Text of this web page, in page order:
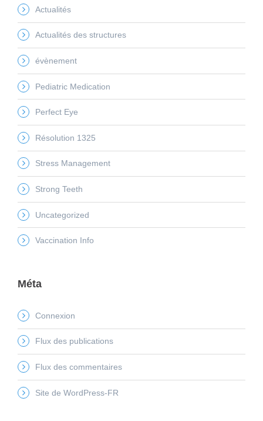
Actualités
Actualités des structures
évènement
Pediatric Medication
Perfect Eye
Résolution 1325
Stress Management
Strong Teeth
Uncategorized
Vaccination Info
Méta
Connexion
Flux des publications
Flux des commentaires
Site de WordPress-FR